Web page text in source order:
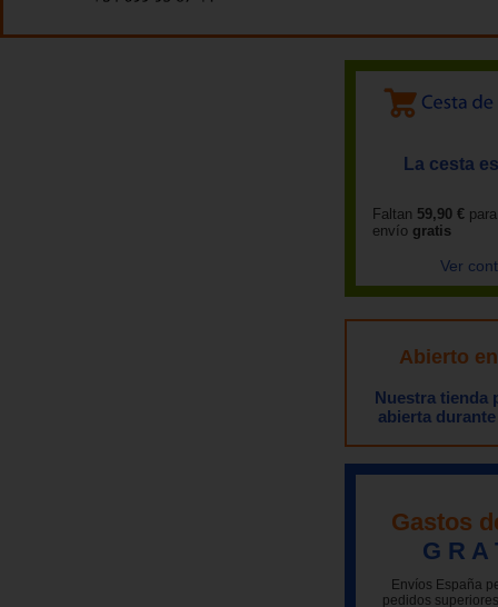
La cesta
Faltan 59,90 €
envío gratis
Ver
Abierto
Nuestra tienda
abierta
Gastos
G R A
Envíos España
pedidos